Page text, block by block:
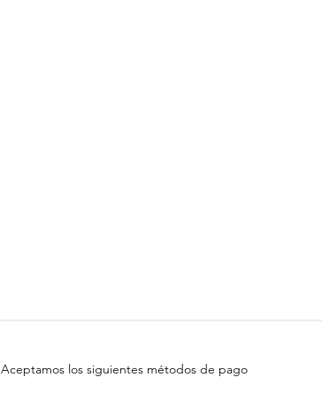
Aceptamos los siguientes métodos de pago